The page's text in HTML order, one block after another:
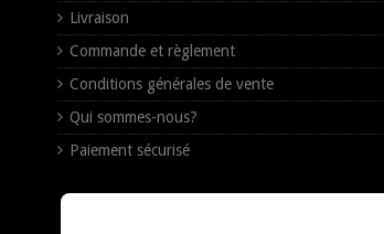
Livraison
Commande et règlement
Conditions générales de vente
Qui sommes-nous?
Paiement sécurisé